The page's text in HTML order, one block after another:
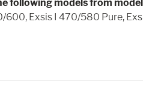
following models from
Exsis I 470/580 Pure,